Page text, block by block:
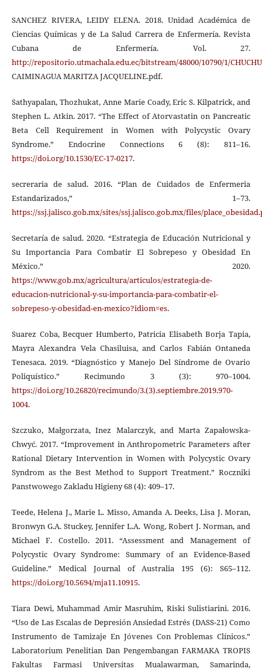
SANCHEZ RIVERA, LEIDY ELENA. 2018. Unidad Académica de
Ciencias Químicas y de La Salud Carrera de Enfermería. Revista
Cubana de Enfermería. Vol. 27.
http://repositorio.utmachala.edu.ec/bitstream/48000/10790/1/
CAIMINAGUA MARITZA JACQUELINE.pdf.
Sathyapalan, Thozhukat, Anne Marie Coady, Eric S. Kilpatrick, and
Stephen L. Atkin. 2017. “The Effect of Atorvastatin on Pancreatic
Beta Cell Requirement in Women with Polycystic Ovary
Syndrome.” Endocrine Connections 6 (8): 811–16.
https://doi.org/10.1530/EC-17-0217.
secreraria de salud. 2016. “Plan de Cuidados de Enfermeria
Estandarizados,” 1–73.
https://ssj.jalisco.gob.mx/sites/ssj.jalisco.gob.mx/files/
Secretaría de salud. 2020. “Estrategia de Educación Nutricional y
Su Importancia Para Combatir El Sobrepeso y Obesidad En
México.” 2020.
https://www.gob.mx/agricultura/articulos/estrategia-de-
educacion-nutricional-y-su-importancia-para-combatir-el-
sobrepeso-y-obesidad-en-mexico?idiom=es.
Suarez Coba, Becquer Humberto, Patricia Elisabeth Borja Tapia,
Mayra Alexandra Vela Chasiluisa, and Carlos Fabián Ontaneda
Tenesaca. 2019. “Diagnóstico y Manejo Del Síndrome de Ovario
Poliquístico.” Recimundo 3 (3): 970–1004.
https://doi.org/10.26820/recimundo/3.(3).septiembre.2019.970-
1004.
Szczuko, Małgorzata, Inez Malarczyk, and Marta Zapałowska-
Chwyć. 2017. “Improvement in Anthropometric Parameters after
Rational Dietary Intervention in Women with Polycystic Ovary
Syndrom as the Best Method to Support Treatment.” Roczniki
Panstwowego Zakladu Higieny 68 (4): 409–17.
Teede, Helena J., Marie L. Misso, Amanda A. Deeks, Lisa J. Moran,
Bronwyn G.A. Stuckey, Jennifer L.A. Wong, Robert J. Norman, and
Michael F. Costello. 2011. “Assessment and Management of
Polycystic Ovary Syndrome: Summary of an Evidence-Based
Guideline.” Medical Journal of Australia 195 (6): S65–112.
https://doi.org/10.5694/mja11.10915.
Tiara Dewi, Muhammad Amir Masruhim, Riski Sulistiarini. 2016.
“Uso de Las Escalas de Depresión Ansiedad Estrés (DASS-21) Como
Instrumento de Tamizaje En Jóvenes Con Problemas Clínicos.”
Laboratorium Penelitian Dan Pengembangan FARMAKA TROPIS
Fakultas Farmasi Universitas Mualawarman, Samarinda,